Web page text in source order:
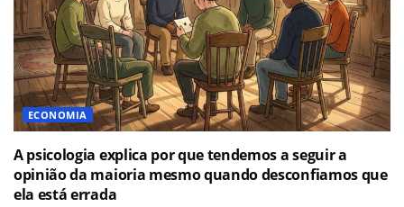
ECONOMIA
A psicologia explica por que tendemos a seguir a
opinião da maioria mesmo quando desconfiamos que
ela está errada